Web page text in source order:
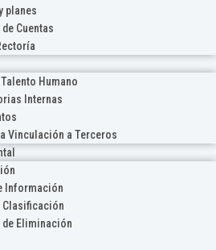
planes
Cuentas
Humano
Internas
Vinculación a Terceros
Información
Clasificación
de Eliminación